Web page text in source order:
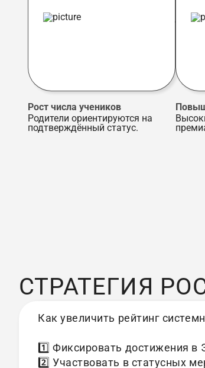
Рост числа учеников
Родители ориентируются на
подтверждённый статус.
СТРАТЕГИЯ
Как увеличить рейтинг
1️⃣ Фиксировать достижения в
2️⃣ Участвовать в статусных